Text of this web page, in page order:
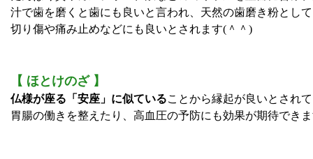
汁で歯を磨くと歯にも良いと言われ、天然の歯磨き粉とし
切り傷や痛み止めなどにも良いとされます(＾＾)
【 ほとけのざ 】
仏様が座る「安座」に似ていることから縁起が良いとされて
胃腸の働きを整えたり、高血圧の予防にも効果が期待できま